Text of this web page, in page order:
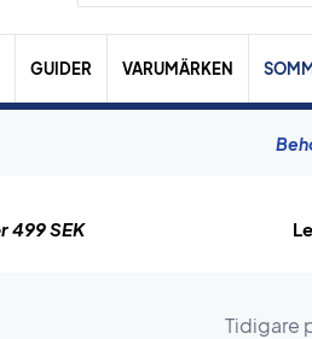
GUIDER VARUMÄRKEN
499 SEK
Tidigare